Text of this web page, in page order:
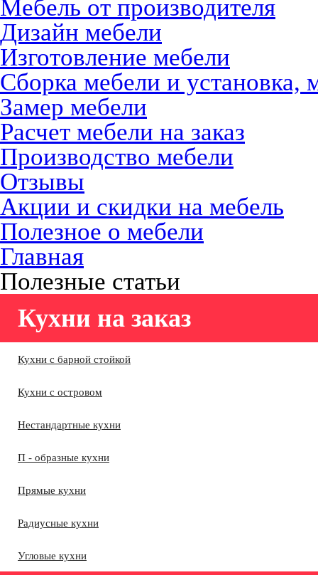
Мебель от производителя
Дизайн мебели
Изготовление мебели
Сборка мебели и установка,
Замер мебели
Расчет мебели на заказ
Производство мебели
Отзывы
Акции и скидки на мебель
Полезное о мебели
Главная
Полезные статьи
Кухни на заказ
Кухни с барной стойкой
Кухни с островом
Нестандартные кухни
П - образные кухни
Прямые кухни
Радиусные кухни
Угловые кухни